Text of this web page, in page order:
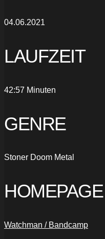
04.06.2021
LAUFZEIT
42:57 Minuten
GENRE
Stoner Doom Metal
HOMEPAGE
Watchman / Bandcamp